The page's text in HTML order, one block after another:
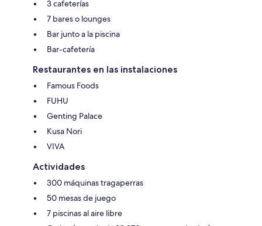
3 cafeterías
7 bares o lounges
Bar junto a la piscina
Bar-cafetería
Restaurantes en las instalaciones
Famous Foods
FUHU
Genting Palace
Kusa Nori
VIVA
Actividades
300 máquinas tragaperras
50 mesas de juego
7 piscinas al aire libre